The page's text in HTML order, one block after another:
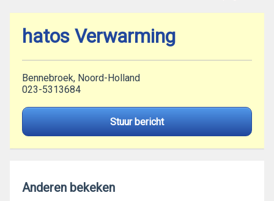
hatos Verwarming
Bennebroek, Noord-Holland
023-5313684
Stuur bericht
Anderen bekeken